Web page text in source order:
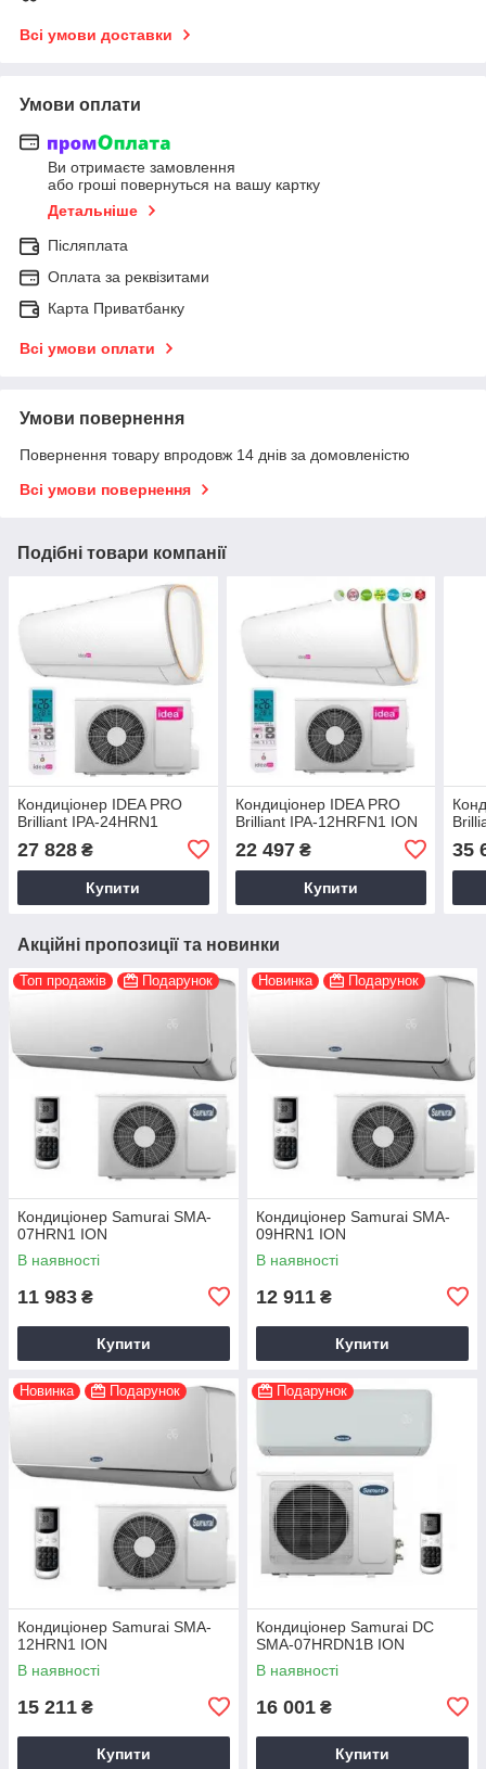
Всі умови доставки
Умови оплати
Ви отримаєте замовлення
або гроші повернуться на вашу картку
Детальніше
Післяплата
Оплата за реквізитами
Карта Приватбанку
Всі умови оплати
Умови повернення
Повернення товару впродовж 14 днів за домовленістю
Всі умови повернення
Подібні товари компанії
Кондиціонер IDEA PRO
Brilliant IPA-24HRN1
27 828 ₴
Купити
Кондиціонер IDEA PRO
Brilliant IPA-12HRFN1 ION
22 497₴
Купити
35
Акційні пропозиції та новинки
Топ продажів Подарунок
Кондиціонер Samurai SMA-
07HRN1 ION
В наявності
11 983 ₴
Купити
Новинка Подарунок
Кондиціонер Samurai SMA-
09HRN1 ION
В наявності
12 911 ₴
Купити
Новинка Подарунок
Кондиціонер Samurai SMA-
12HRN1 ION
В наявності
15 211 ₴
Купити
Подарунок
Кондиціонер Samurai DC
SMA-07HRDN1B ION
В наявності
16 001 ₴
Купити